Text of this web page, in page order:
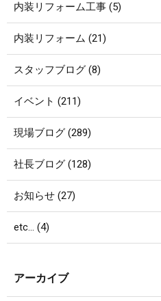
内装リフォーム工事 (5)
内装リフォーム (21)
スタッフブログ (8)
イベント (211)
現場ブログ (289)
社長ブログ (128)
お知らせ (27)
etc… (4)
アーカイブ